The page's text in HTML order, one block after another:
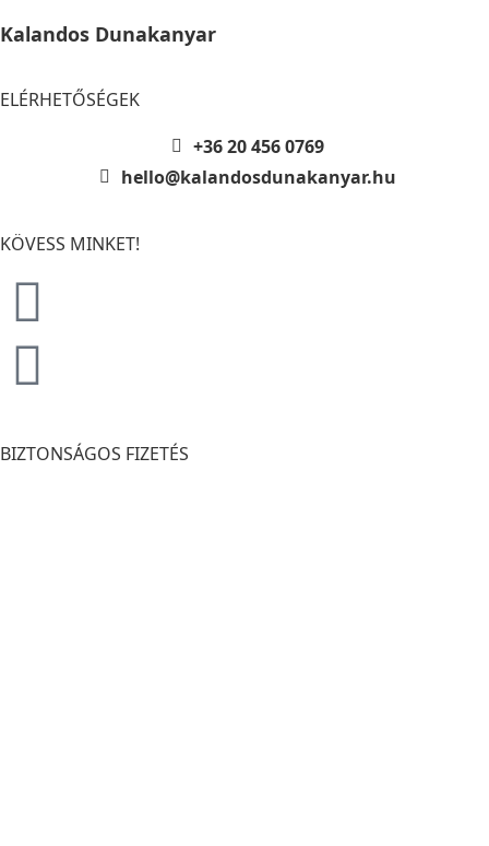
Kalandos Dunakanyar
ELÉRHETŐSÉGEK
+36 20 456 0769
hello@kalandosdunakanyar.hu
KÖVESS MINKET!
BIZTONSÁGOS FIZETÉS